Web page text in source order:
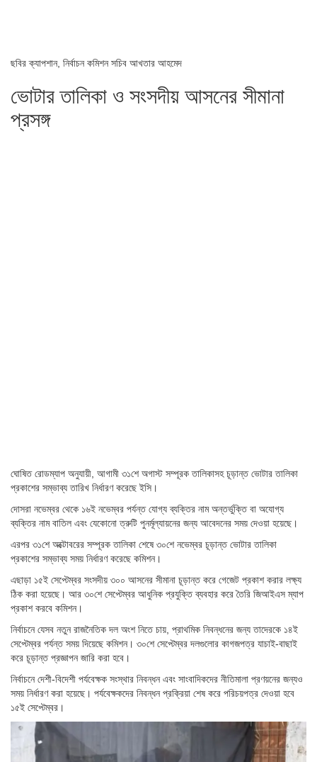
ছবির ক্যাপশান, নির্বাচন কমিশন সচিব আখতার আহমেদ
ভোটার তালিকা ও সংসদীয় আসনের সীমানা
প্রসঙ্গ
ঘোষিত রোডম্যাপ অনুযায়ী, আগামী ৩১শে অগাস্ট সম্পূরক তালিকাসহ চূড়ান্ত ভোটার তালিকা
প্রকাশের সম্ভাব্য তারিখ নির্ধারণ করেছে ইসি।
দোসরা নভেম্বর থেকে ১৬ই নভেম্বর পর্যন্ত যোগ্য ব্যক্তির নাম অন্তর্ভুক্তি বা অযোগ্য
ব্যক্তির নাম বাতিল এবং যেকোনো ত্রুটি পুনর্মূল্যায়নের জন্য আবেদনের সময় দেওয়া হয়েছে।
এরপর ৩১শে অক্টোবরের সম্পূরক তালিকা শেষে ৩০শে নভেম্বর চূড়ান্ত ভোটার তালিকা
প্রকাশের সম্ভাব্য সময় নির্ধারণ করেছে কমিশন।
এছাড়া ১৫ই সেপ্টেম্বর সংসদীয় ৩০০ আসনের সীমানা চূড়ান্ত করে গেজেট প্রকাশ করার লক্ষ্য
ঠিক করা হয়েছে। আর ৩০শে সেপ্টেম্বর আধুনিক প্রযুক্তি ব্যবহার করে তৈরি জিআইএস ম্যাপ
প্রকাশ করবে কমিশন।
নির্বাচনে যেসব নতুন রাজনৈতিক দল অংশ নিতে চায়, প্রাথমিক নিবন্ধনের জন্য তাদেরকে ১৪ই
সেপ্টেম্বর পর্যন্ত সময় দিয়েছে কমিশন। ৩০শে সেপ্টেম্বর দলগুলোর কাগজপত্র যাচাই-বাছাই
করে চূড়ান্ত প্রজ্ঞাপন জারি করা হবে।
নির্বাচনে দেশী-বিদেশী পর্যবেক্ষক সংস্থার নিবন্ধন এবং সাংবাদিকদের নীতিমালা প্রণয়নের জন্যও
সময় নির্ধারণ করা হয়েছে। পর্যবেক্ষকদের নিবন্ধন প্রক্রিয়া শেষ করে পরিচয়পত্র দেওয়া হবে
১৫ই সেপ্টেম্বর।